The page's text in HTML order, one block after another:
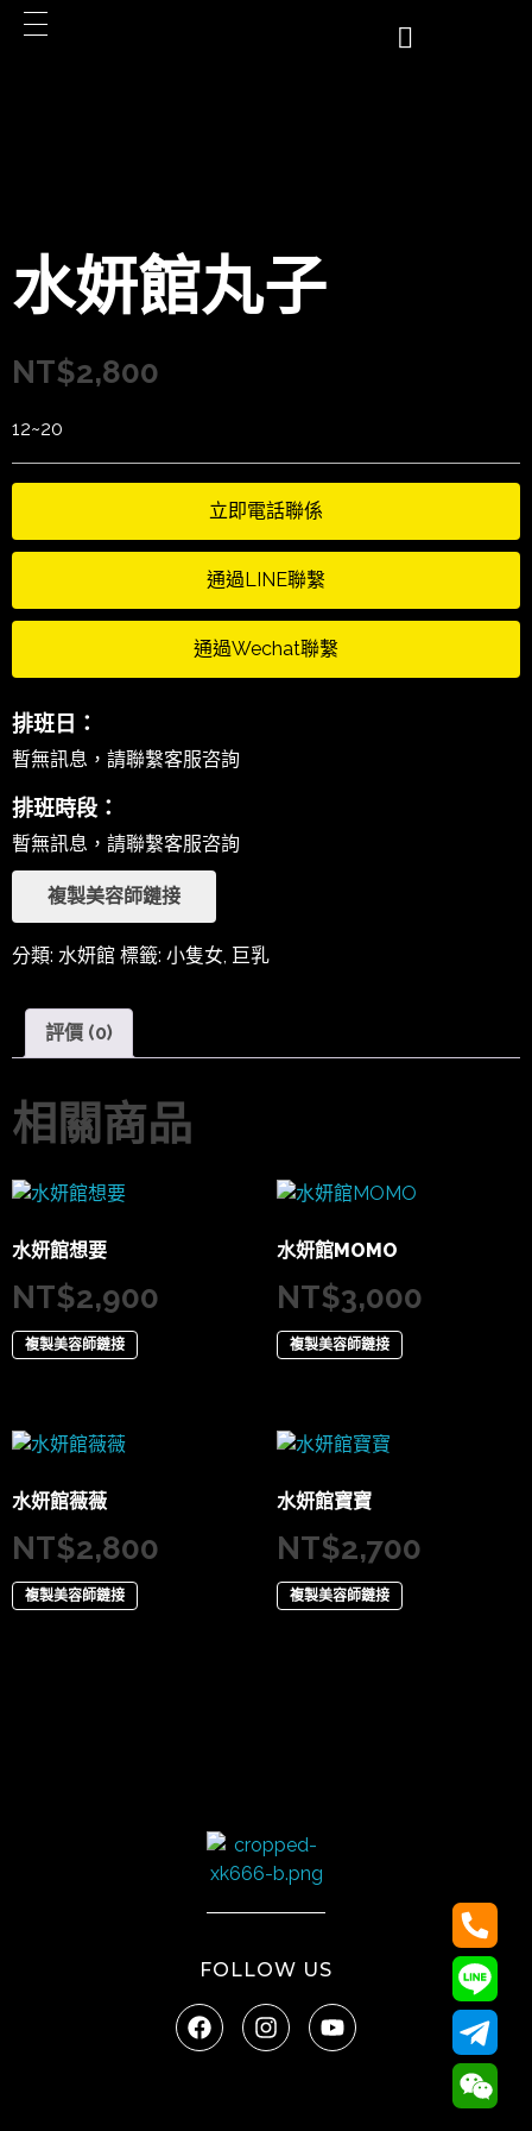
水妍館丸子
NT$2,800
12~20
立即電話聯係
通過LINE聯繫
通過Wechat聯繫
排班日：
暫無訊息，請聯繫客服咨詢
排班時段：
暫無訊息，請聯繫客服咨詢
複製美容師鏈接
分類: 水妍館 標籤: 小隻女, 巨乳
評價 (0)
相關商品
水妍館想要
NT$2,900
複製美容師鏈接
水妍館MOMO
NT$3,000
複製美容師鏈接
水妍館薇薇
NT$2,800
複製美容師鏈接
水妍館寶寶
NT$2,700
複製美容師鏈接
FOLLOW US